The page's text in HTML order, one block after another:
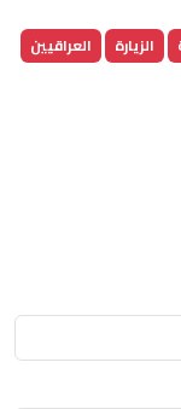
الزيارة
العراقيين